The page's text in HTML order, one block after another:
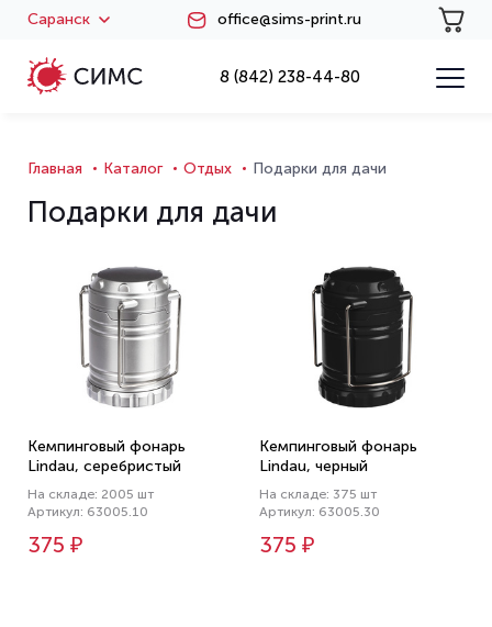
Саранск office@sims-print.ru
8 (842) 238-44-80
Главная Каталог Отдых Подарки для дачи
Подарки для дачи
Кемпинговый фонарь
Lindau, серебристый
На складе: 2005 шт
Артикул: 63005.10
375 ₽
Кемпинговый фонарь
Lindau, черный
На складе: 375 шт
Артикул: 63005.30
375 ₽